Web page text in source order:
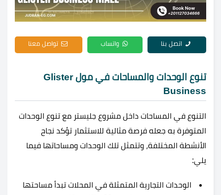
اتصل بنا واتساب تواصل معنا
تنوع الوحدات والمساحات في مول Glister
Business
التنوع في المساحات داخل مشروع جليستر مع تنوع الوحدات
المتوفرة به جعله فرصة مثالية للاستثمار تؤكد نجاح
الأنشطة المختلفة، وتتمثل تلك الوحدات ومساحاتها فيما
يلي:
الوحدات التجارية المتمثلة في المحلات تبدأ مساحتها